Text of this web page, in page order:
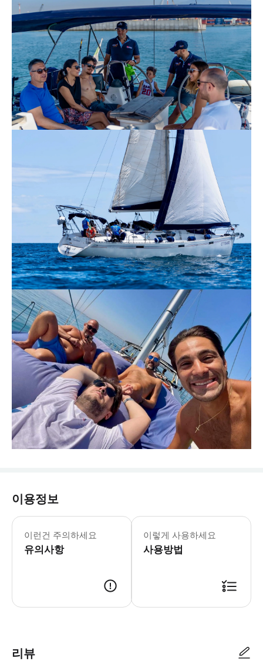
이용정보
이런건 주의하세요
유의사항
이렇게 사용하세요
사용방법
리뷰